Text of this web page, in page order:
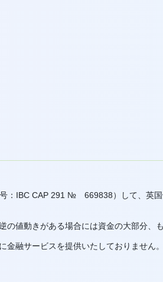
：IBC CAP 291 № 669838）して、英
値動きがある場合には資金の大部分、
融サービスを提供いたしておりません。